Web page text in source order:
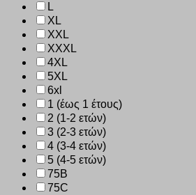
L
XL
XXL
XXXL
4XL
5XL
6xl
1 (έως 1 έτους)
2 (1-2 ετών)
3 (2-3 ετών)
4 (3-4 ετών)
5 (4-5 ετών)
75B
75C